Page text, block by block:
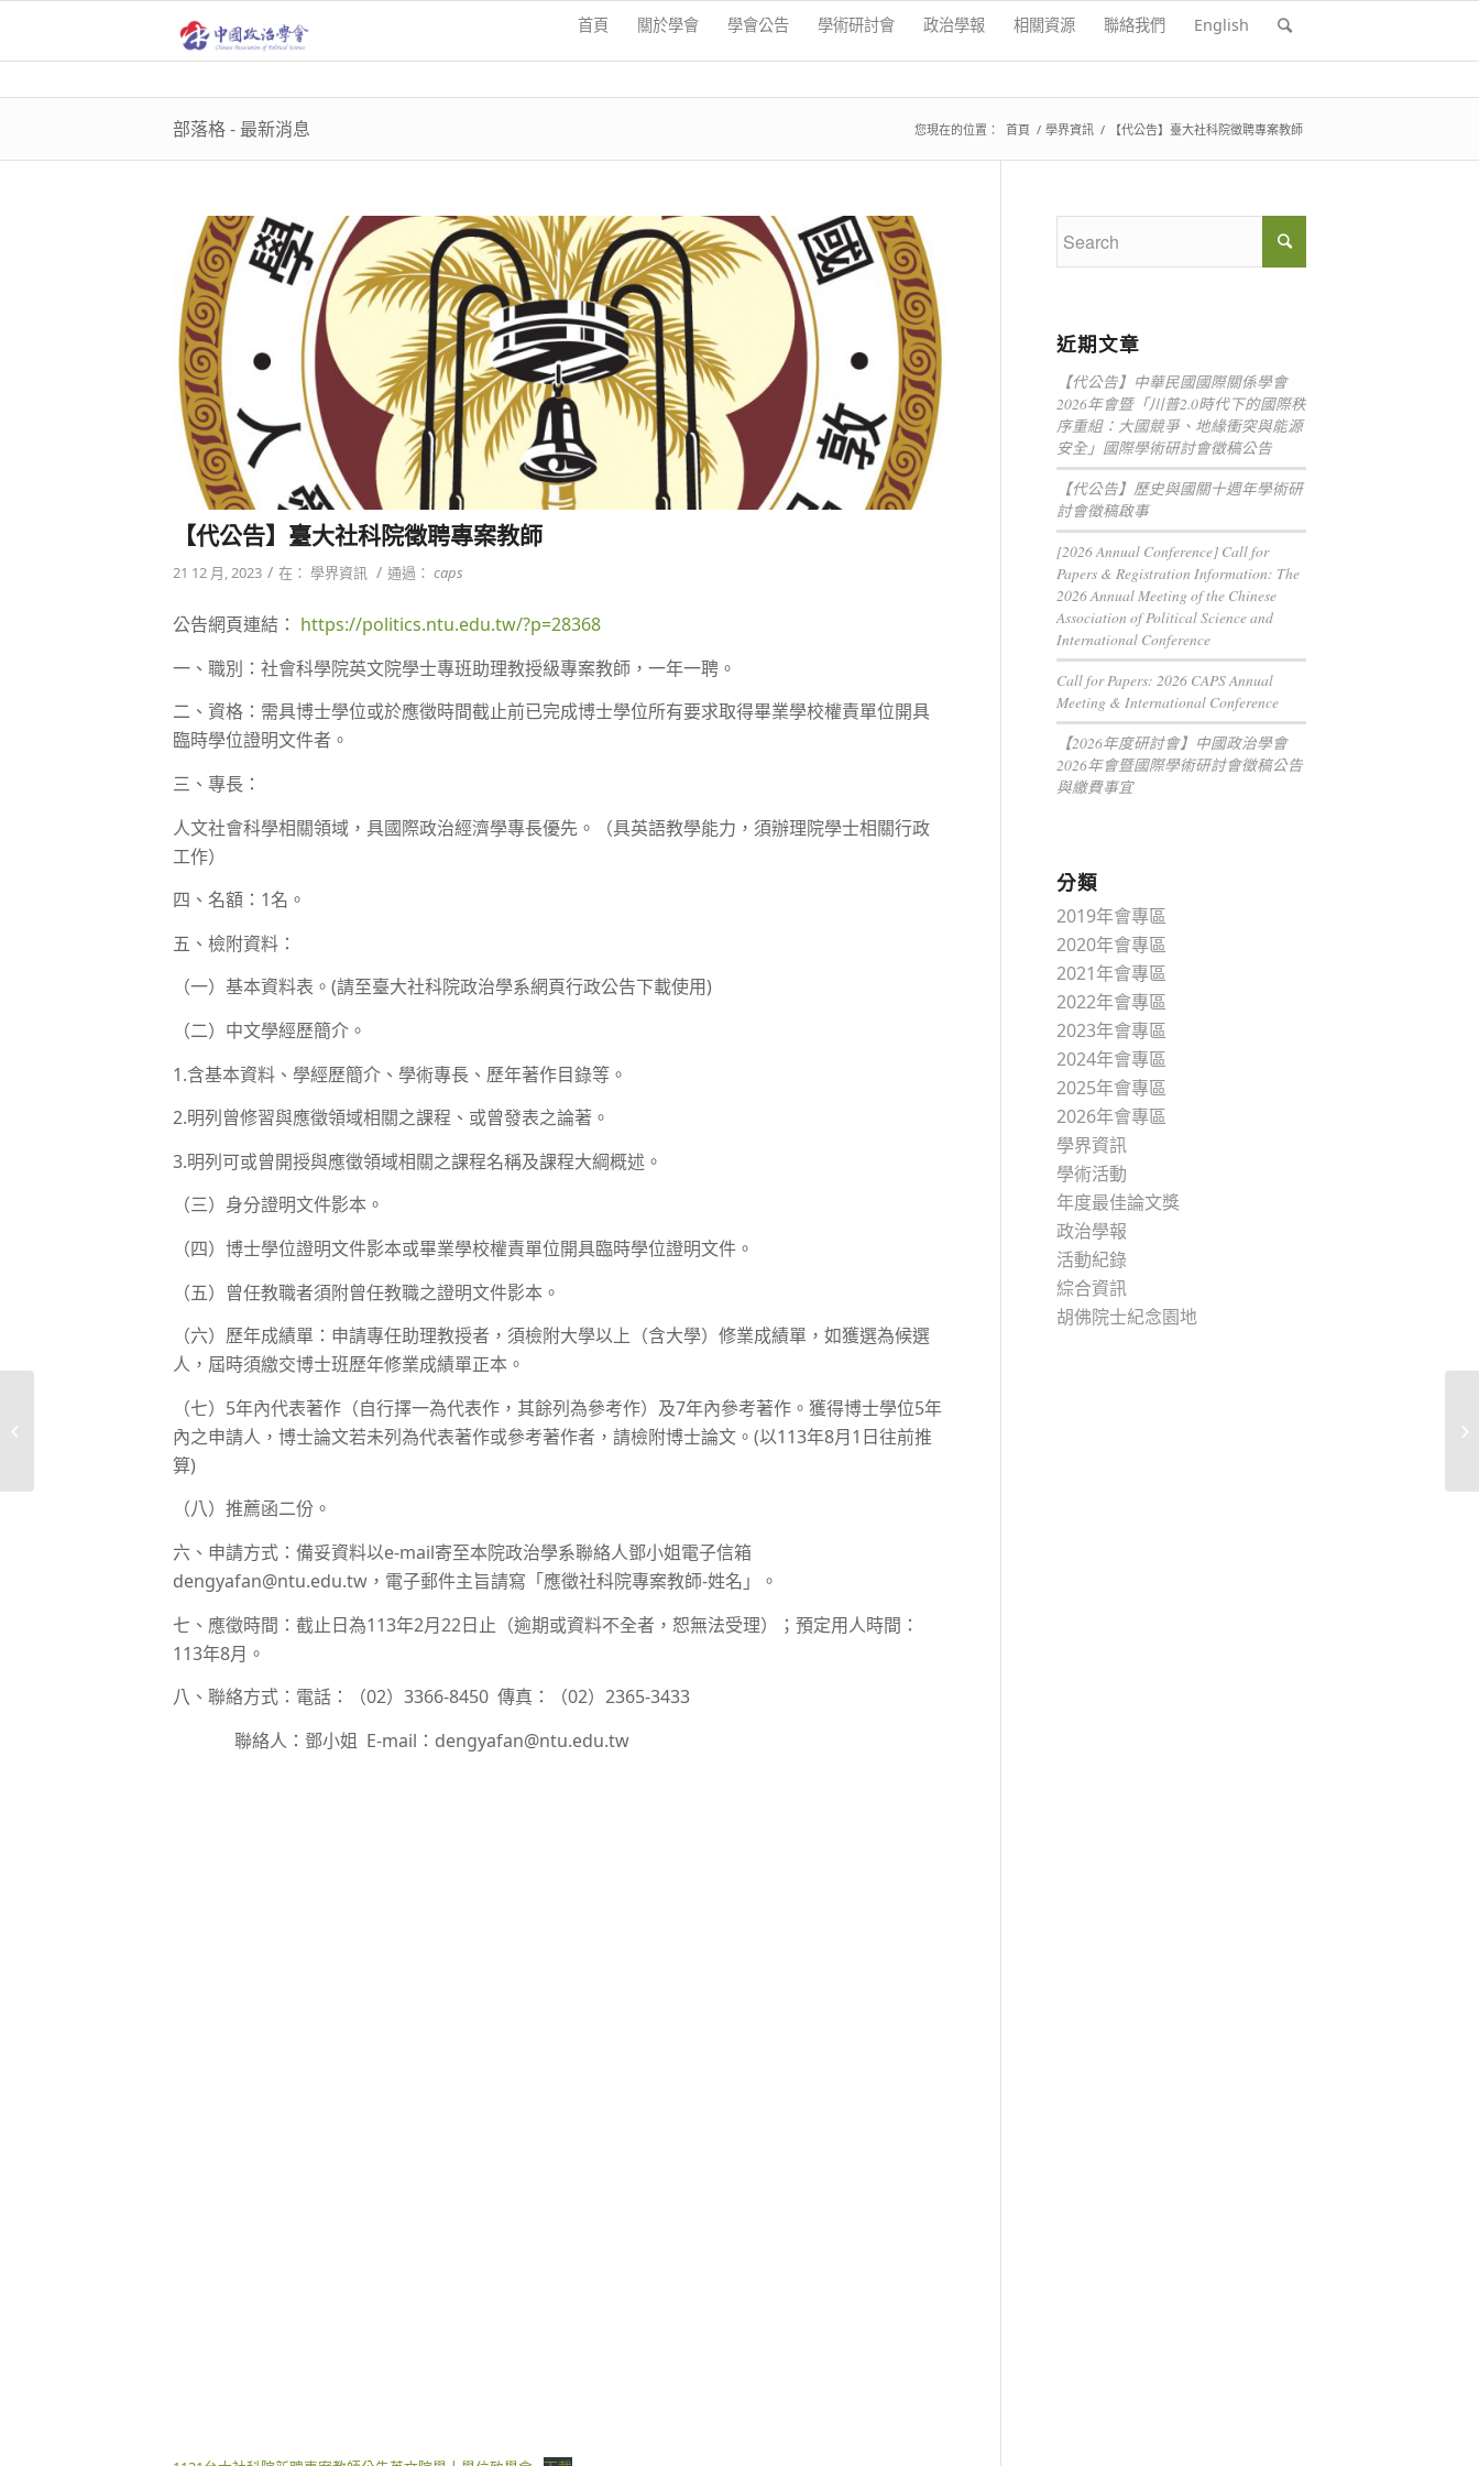
首頁 關於學會 學會公告 學術研討會 政治學報 相關資源 聯絡我們 English
部落格 - 最新消息 您現在的位置： 首頁 / 學界資訊 / 【代公告】臺大社科院徵聘專案教師
【代公告】臺大社科院徵聘專案教師
21 12 月, 2023 / 在： 學界資訊 / 通過： caps
公告網頁連結： https://politics.ntu.edu.tw/?p=28368
一、職別：社會科學院英文院學士專班助理教授級專案教師，一年一聘。
二、資格：需具博士學位或於應徵時間截止前已完成博士學位所有要求取得畢業學校權責單位開具
臨時學位證明文件者。
三、專長：
人文社會科學相關領域，具國際政治經濟學專長優先。（具英語教學能力，須辦理院學士相關行政
工作）
四、名額：1名。
五、檢附資料：
（一）基本資料表。(請至臺大社科院政治學系網頁行政公告下載使用)
（二）中文學經歷簡介。
1.含基本資料、學經歷簡介、學術專長、歷年著作目錄等。
2.明列曾修習與應徵領域相關之課程、或曾發表之論著。
3.明列可或曾開授與應徵領域相關之課程名稱及課程大綱概述。
（三）身分證明文件影本。
（四）博士學位證明文件影本或畢業學校權責單位開具臨時學位證明文件。
（五）曾任教職者須附曾任教職之證明文件影本。
（六）歷年成績單：申請專任助理教授者，須檢附大學以上（含大學）修業成績單，如獲選為候選
人，屆時須繳交博士班歷年修業成績單正本。
（七）5年內代表著作（自行擇一為代表作，其餘列為參考作）及7年內參考著作。獲得博士學位5年
內之申請人，博士論文若未列為代表著作或參考著作者，請檢附博士論文。(以113年8月1日往前推
算)
（八）推薦函二份。
六、申請方式：備妥資料以e-mail寄至本院政治學系聯絡人鄧小姐電子信箱
dengyafan@ntu.edu.tw，電子郵件主旨請寫「應徵社科院專案教師-姓名」。
七、應徵時間：截止日為113年2月22日止（逾期或資料不全者，恕無法受理）；預定用人時間：
113年8月。
八、聯絡方式：電話：（02）3366-8450 傳真：（02）2365-3433
聯絡人：鄧小姐 E-mail：dengyafan@ntu.edu.tw
近期文章
【代公告】中華民國國際關係學會
2026年會暨「川普2.0時代下的國際秩
序重組：大國競爭、地緣衝突與能源
安全」國際學術研討會徵稿公告
【代公告】歷史與國關十週年學術研
討會徵稿啟事
[2026 Annual Conference] Call for
Papers & Registration Information: The
2026 Annual Meeting of the Chinese
Association of Political Science and
International Conference
Call for Papers: 2026 CAPS Annual
Meeting & International Conference
【2026年度研討會】中國政治學會
2026年會暨國際學術研討會徵稿公告
與繳費事宜
分類
2019年會專區
2020年會專區
2021年會專區
2022年會專區
2023年會專區
2024年會專區
2025年會專區
2026年會專區
學界資訊
學術活動
年度最佳論文獎
政治學報
活動紀錄
綜合資訊
胡佛院士紀念園地
學政治學系徵聘專任教